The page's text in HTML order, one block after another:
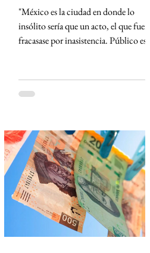
"México es la ciudad en donde lo
insólito sería que un acto, el que fuera,
fracasase por inasistencia. Público es lo
de México, en cambio, primero se lee."
Creo que conocí la Ciudad de México
llave distinta y, con cada página, la
ciudad dejó de ser un punto en el mapa
para convertirse en un territorio de
historias. El primero en t